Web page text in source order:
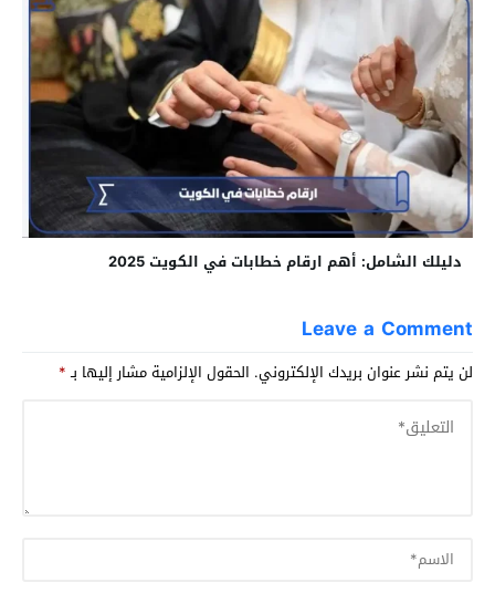
دليلك الشامل: أهم ارقام خطابات في الكويت 2025
Leave a Comment
لن يتم نشر عنوان بريدك الإلكتروني. الحقول الإلزامية مشار إليها بـ*